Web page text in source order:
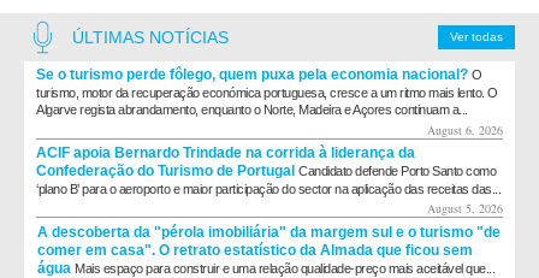
Ver todas
ÚLTIMAS NOTÍCIAS
Se o turismo perde fôlego, quem puxa pela economia nacional? O
turismo, motor da recuperação económica portuguesa, cresce a um ritmo mais lento. O
Algarve regista abrandamento, enquanto o Norte, Madeira e Açores continuam a...
August 6, 2026
ACIF apoia Bernardo Trindade na corrida à liderança da
Confederação do Turismo de Portugal Candidato defende Porto Santo como
‘plano B’ para o aeroporto e maior participação do sector na aplicação das receitas das...
August 5, 2026
A descoberta da "pérola imobiliária" da margem sul e o turismo "de
comer em casa". O retrato estatístico da Almada que ficou sem
água Mais espaço para construir e uma relação qualidade-preço mais aceitável que...